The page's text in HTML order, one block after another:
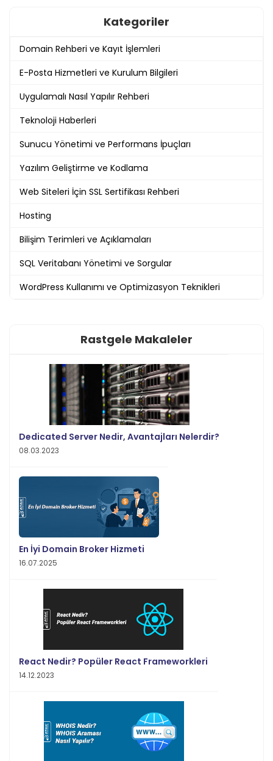
Kategoriler
Domain Rehberi ve Kayıt İşlemleri
E-Posta Hizmetleri ve Kurulum Bilgileri
Uygulamalı Nasıl Yapılır Rehberi
Teknoloji Haberleri
Sunucu Yönetimi ve Performans İpuçları
Yazılım Geliştirme ve Kodlama
Web Siteleri İçin SSL Sertifikası Rehberi
Hosting
Bilişim Terimleri ve Açıklamaları
SQL Veritabanı Yönetimi ve Sorgular
WordPress Kullanımı ve Optimizasyon Teknikleri
Rastgele Makaleler
Dedicated Server Nedir, Avantajları Nelerdir?
08.03.2023
En İyi Domain Broker Hizmeti
16.07.2025
React Nedir? Popüler React Frameworkleri
14.12.2023